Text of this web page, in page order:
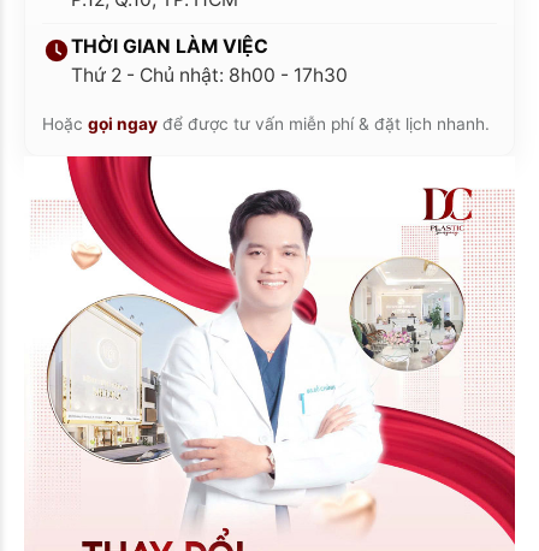
THỜI GIAN LÀM VIỆC
Thứ 2 - Chủ nhật: 8h00 - 17h30
Hoặc gọi ngay để được tư vấn miễn phí & đặt lịch nhanh.